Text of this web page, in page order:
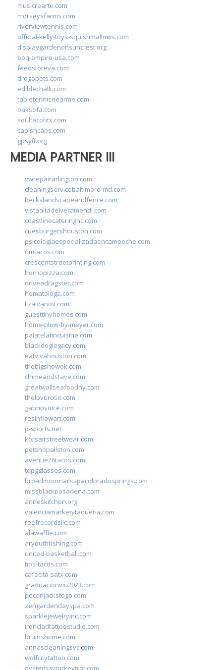
musicrearte.com
morseysfarms.com
riverviewtennis.com
official-kelly-toys-squishmallows.com
displaygardenonsuncrest.org
bbq-empire-usa.com
feedstoreva.com
drogopets.com
ediblechalk.com
tabletennisnearme.com
oaksofa.com
soultacohtx.com
capishcaps.com
gpsyfl.org
MEDIA PARTNER III
vwrepairarlington.com
cleaningservicebaltimore-md.com
beckslandscapeandfence.com
vistaaltadelveramendi.com
coastlinecateringnc.com
cuesburgershouston.com
psicologiaespecializadaencampeche.com
dmtacos.com
crescentstreetprinting.com
hornopizza.com
driveadragster.com
hematologa.com
lizaivanov.com
guesttinyhomes.com
home-plow-by-meyer.com
palatelatincuisine.com
blackdoglegacy.com
eatvivahouston.com
thebigshowok.com
chimeandstave.com
greatwallseafoodny.com
theloverose.com
gabriovoice.com
resinflowart.com
p-sports.net
korsairstreetwear.com
petshopallston.com
avenue26tacos.com
topgglasses.com
broadmoornailsspacoloradosprings.com
missblackpasadena.com
anneskitchen.org
valenciamarketytaqueria.com
reefrecordsllc.com
alawaffle.com
aryouthfishing.com
united-basketball.com
tios-tacos.com
cafecito-satx.com
graduacionviu2023.com
pecanjackstogo.com
zengardendayspa.com
sparklejewelryinc.com
ironcladtattoostudio.com
bruinshome.com
annascleaningsvc.com
wolfcitytattoo.com
oysterbayturkeytrot.com